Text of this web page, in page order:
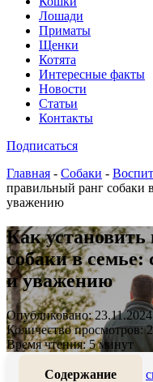
Лошади
Приматы
Щенки
Котята
Интересные факты
Новости
Статьи
Контакты
Подписаться
Главная - Собаки -
правильный ранг собаки
уважению
Как
собаки в
и уважению
Опубликовано: 23.11.2024
Количество просмотров:
Время чтения: 5 минут
Содержание